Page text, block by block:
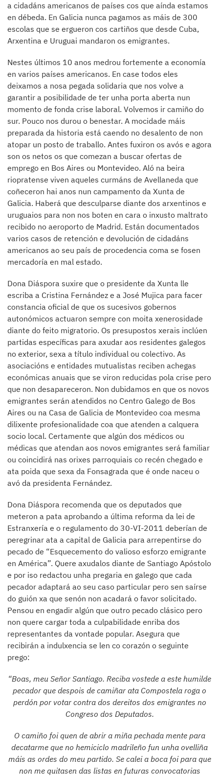
a cidadáns americanos de países cos que aínda estamos
en débeda. En Galicia nunca pagamos as máis de 300
escolas que se ergueron cos cartiños que desde Cuba,
Arxentina e Uruguai mandaron os emigrantes.
Nestes últimos 10 anos medrou fortemente a economía
en varios países americanos. En case todos eles
deixamos a nosa pegada solidaria que nos volve a
garantir a posibilidade de ter unha porta aberta nun
momento de fonda crise laboral. Volvemos ir camiño do
sur. Pouco nos durou o benestar. A mocidade máis
preparada da historia está caendo no desalento de non
atopar un posto de traballo. Antes fuxiron os avós e agora
son os netos os que comezan a buscar ofertas de
emprego en Bos Aires ou Montevideo. Aló na beira
riopratense viven aqueles curmáns de Avellaneda que
coñeceron hai anos nun campamento da Xunta de
Galicia. Haberá que desculparse diante dos arxentinos e
uruguaios para non nos boten en cara o inxusto maltrato
recibido no aeroporto de Madrid. Están documentados
varios casos de retención e devolución de cidadáns
americanos ao seu país de procedencia coma se fosen
mercadoría en mal estado.
Dona Diáspora suxire que o presidente da Xunta lle
escriba a Cristina Fernández e a José Mujica para facer
constancia oficial de que os sucesivos gobernos
autonómicos actuaron sempre con moita xenerosidade
diante do feito migratorio. Os presupostos xerais inclúen
partidas específicas para axudar aos residentes galegos
no exterior, sexa a título individual ou colectivo. As
asociacións e entidades mutualistas reciben achegas
económicas anuais que se viron reducidas pola crise pero
que non desapareceron. Non dubidamos en que os novos
emigrantes serán atendidos no Centro Galego de Bos
Aires ou na Casa de Galicia de Montevideo coa mesma
dilixente profesionalidade coa que atenden a calquera
socio local. Certamente que algún dos médicos ou
médicas que atendan aos novos emigrantes será familiar
ou coincidirá nas orixes parroquiais co recén chegado e
ata poida que sexa da Fonsagrada que é onde naceu o
avó da presidenta Fernández.
Dona Diáspora recomenda que os deputados que
meteron a pata aprobando a última reforma da lei de
Estranxería e o regulamento do 30-VI-2011 deberían de
peregrinar ata a capital de Galicia para arrepentirse do
pecado de “Esquecemento do valioso esforzo emigrante
en América”. Quere axudalos diante de Santiago Apóstolo
e por iso redactou unha pregaria en galego que cada
pecador adaptará ao seu caso particular pero sen saírse
do guión xa que senón non acadará o favor solicitado.
Pensou en engadir algún que outro pecado clásico pero
non quere cargar toda a culpabilidade enriba dos
representantes da vontade popular. Asegura que
recibirán a indulxencia se len co corazón o seguinte
prego:
“Boas, meu Señor Santiago. Reciba vostede a este humilde
pecador que despois de camiñar ata Compostela roga o
perdón por votar contra dos dereitos dos emigrantes no
Congreso dos Deputados.
O camiño foi quen de abrir a miña pechada mente para
decatarme que no hemiciclo madrileño fun unha ovelliña
máis as ordes do meu partido. Se calei a boca foi para que
non me quitasen das listas en futuras convocatorias